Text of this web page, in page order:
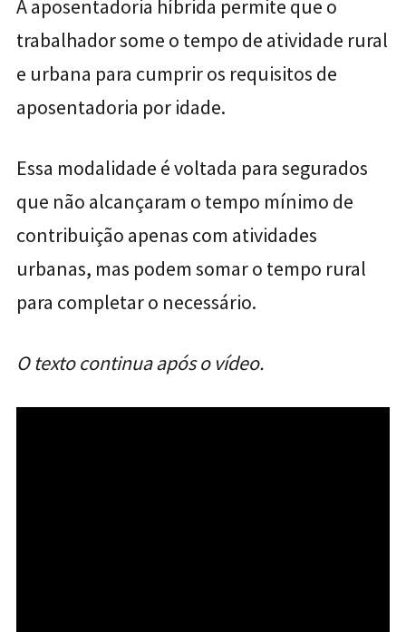
A aposentadoria híbrida permite que o
trabalhador some o tempo de atividade rural
e urbana para cumprir os requisitos de
aposentadoria por idade.
Essa modalidade é voltada para segurados
que não alcançaram o tempo mínimo de
contribuição apenas com atividades
urbanas, mas podem somar o tempo rural
para completar o necessário.
O texto continua após o vídeo.